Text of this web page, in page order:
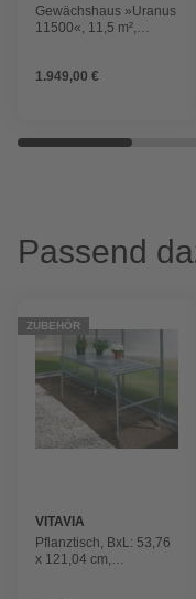
Gewächshaus »Uranus
11500«, 11,5 m²,
1.949,00 €
Passend
ZUBEHÖR
VITAVIA
Pflanztisch, BxL: 53,76
x 121,04 cm,